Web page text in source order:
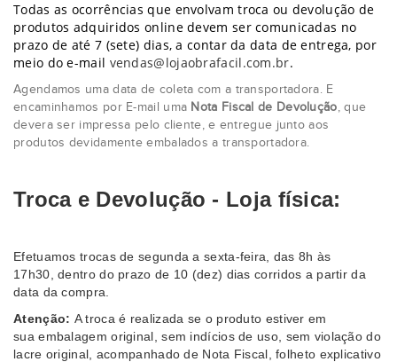
Todas as ocorrências que envolvam troca ou devolução de
produtos adquiridos online devem ser comunicadas no
prazo de até 7 (sete) dias, a contar da data de entrega, por
meio do e-mail vendas@lojaobrafacil.com.br.
Agendamos uma data de coleta com a transportadora. E
encaminhamos por E-mail uma Nota Fiscal de Devolução, que
devera ser impressa pelo cliente, e entregue junto aos
produtos devidamente embalados a transportadora.
Troca e Devolução - Loja física:
Efetuamos trocas de segunda a sexta-feira, das 8h às
17h30, dentro do prazo de 10 (dez) dias corridos a partir da
data da compra.
Atenção: A troca é realizada se o produto estiver em
sua embalagem original, sem indícios de uso, sem violação do
lacre original, acompanhado de Nota Fiscal, folheto explicativo